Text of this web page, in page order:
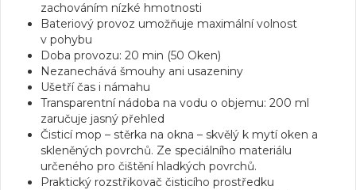
zachováním nízké hmotnosti
Bateriový provoz umožňuje maximální volnost
v pohybu
Doba provozu: 20 min (50 Oken)
Nezanechává šmouhy ani usazeniny
Ušetří čas i námahu
Transparentní nádoba na vodu o objemu: 200 ml
zaručuje jasný přehled
Čisticí mop – stěrka na okna – skvělý k mytí oken a
skleněných povrchů. Ze speciálního materiálu
určeného pro čištění hladkých povrchů.
Praktický rozstřikovač čisticího prostředku